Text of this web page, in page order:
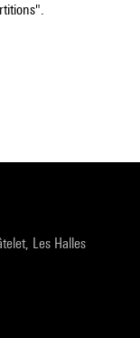
Les Halles